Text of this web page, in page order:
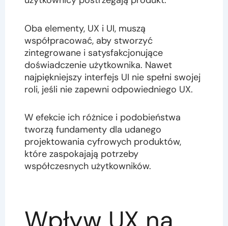
Oba elementy, UX i UI, muszą
współpracować, aby stworzyć
zintegrowane i satysfakcjonujące
doświadczenie użytkownika. Nawet
najpiękniejszy interfejs UI nie spełni swojej
roli, jeśli nie zapewni odpowiedniego UX.
W efekcie ich różnice i podobieństwa
tworzą fundamenty dla udanego
projektowania cyfrowych produktów,
które zaspokajają potrzeby
współczesnych użytkowników.